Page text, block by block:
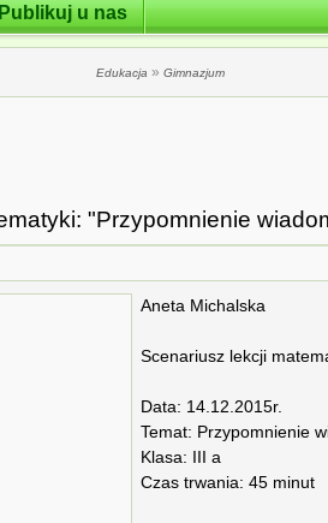
u nas
Edukacja » Gimnazjum
"Przypomnienie
Aneta Michalska
Scenariusz lekcji
Data: 14.12.2015r.
Temat: Przypomnienie
Klasa: III a
Czas trwania: 45 minut